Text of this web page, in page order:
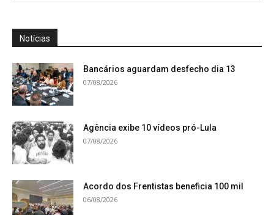
Notícias
Bancários aguardam desfecho dia 13
07/08/2026
Agência exibe 10 vídeos pró-Lula
07/08/2026
Acordo dos Frentistas beneficia 100 mil
06/08/2026